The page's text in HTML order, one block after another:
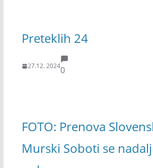
Preteklih 24
27.12. 20240
FOTO: Prenova
Murski Soboti se